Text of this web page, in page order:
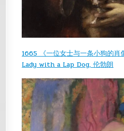
1665 《一位女士与一条小狗的
Lady with a Lap Dog, 伦勃朗